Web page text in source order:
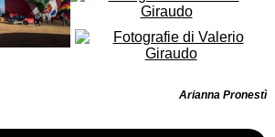
Arianna Pronestì